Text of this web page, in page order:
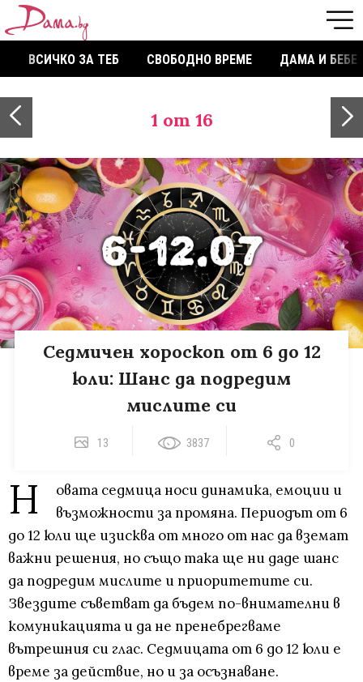
ВСИЧКО ЗА ТЕБ СВОБОДНО ВРЕМЕ ДАМА И БЕБЕ
1 от 16
Седмичен хороскоп от 6 до 12
юли: Шанс да подредим
мислите си
13 3837 0
Н
овата седмица носи динамика, емоции и
възможности за промяна. Периодът от 6
до 12 юли ще изисква от много от нас да вземат
важни решения, но също така ще ни даде шанс
да подредим мислите и приоритетите си.
Звездите съветват да бъдем по-внимателни в
комуникацията и да не пренебрегваме
вътрешния си глас. Седмицата от 6 до 12 юли е
време за действие, но и за осъзнаване.